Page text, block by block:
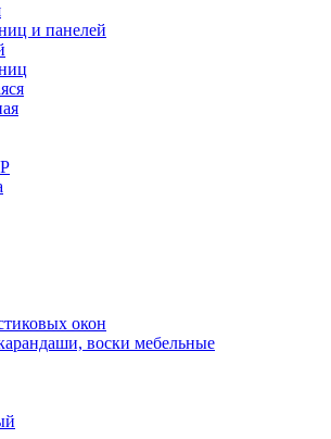
и панелей
окон
воски мебельные